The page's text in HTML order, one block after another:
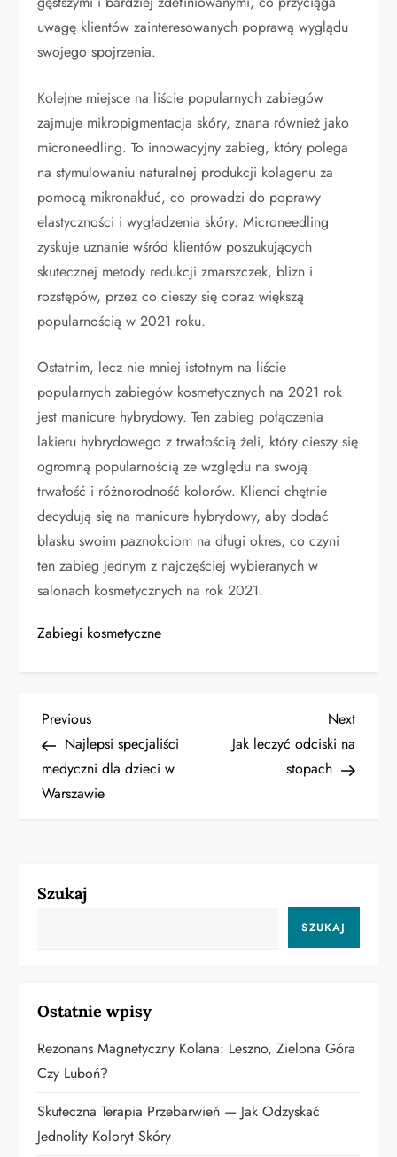
uwagę klientów zainteresowanych poprawą wyglądu
swojego spojrzenia.
Kolejne miejsce na liście popularnych zabiegów
zajmuje mikropigmentacja skóry, znana również jako
microneedling. To innowacyjny zabieg, który polega
na stymulowaniu naturalnej produkcji kolagenu za
pomocą mikronakłuć, co prowadzi do poprawy
elastyczności i wygładzenia skóry. Microneedling
zyskuje uznanie wśród klientów poszukujących
skutecznej metody redukcji zmarszczek, blizn i
rozstępów, przez co cieszy się coraz większą
popularnością w 2021 roku.
Ostatnim, lecz nie mniej istotnym na liście
popularnych zabiegów kosmetycznych na 2021 rok
jest manicure hybrydowy. Ten zabieg połączenia
lakieru hybrydowego z trwałością żeli, który cieszy się
ogromną popularnością ze względu na swoją
trwałość i różnorodność kolorów. Klienci chętnie
decydują się na manicure hybrydowy, aby dodać
blasku swoim paznokciom na długi okres, co czyni
ten zabieg jednym z najczęściej wybieranych w
salonach kosmetycznych na rok 2021.
Zabiegi kosmetyczne
N
a
w
g
j
a
w
p
Previous
Post
Previous
Najlepsi specjaliści
medyczni dla dzieci w
Warszawie
Next
Post
Next
Jak leczyć odciski na
stopach
Szukaj
SZUKAJ
Ostatnie wpisy
Rezonans Magnetyczny Kolana: Leszno, Zielona Góra
Czy Luboń?
Skuteczna Terapia Przebarwień — Jak Odzyskać
Jednolity Koloryt Skóry